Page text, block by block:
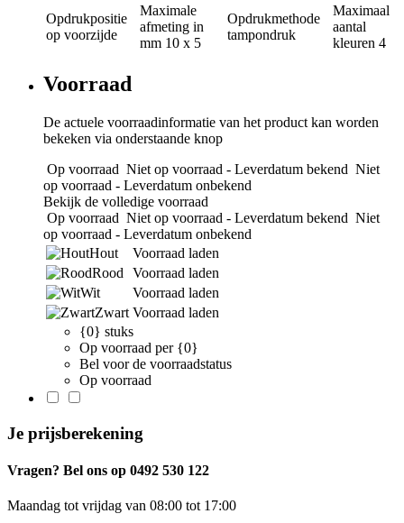
Opdrukpositie
op voorzijde
Maximale
afmeting in
mm 10 x 5
Opdrukmethode
tampondruk
Maximaal
aantal
kleuren 4
Voorraad
De actuele voorraadinformatie van het product kan worden
bekeken via onderstaande knop
Op voorraad Niet op voorraad - Leverdatum bekend Niet
op voorraad - Leverdatum onbekend
Bekijk de volledige voorraad
Op voorraad Niet op voorraad - Leverdatum bekend Niet
op voorraad - Leverdatum onbekend
Hout
Voorraad laden
Rood
Voorraad laden
Wit
Voorraad laden
Zwart Voorraad laden
{0} stuks
Op voorraad per {0}
Bel voor de voorraadstatus
Op voorraad
Je prijsberekening
Vragen? Bel ons op 0492 530 122
Maandag tot vrijdag van 08:00 tot 17:00